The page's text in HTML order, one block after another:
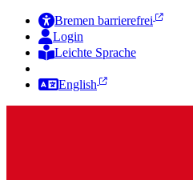
Bremen barrierefrei
Login
Leichte Sprache
English